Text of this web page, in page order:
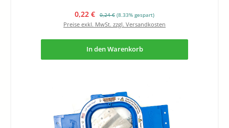
Verkaufspreis:
0,22 € 0,24 € (8.33% gespart)
Preise exkl. MwSt. zzgl. Versandkosten
In den Warenkorb